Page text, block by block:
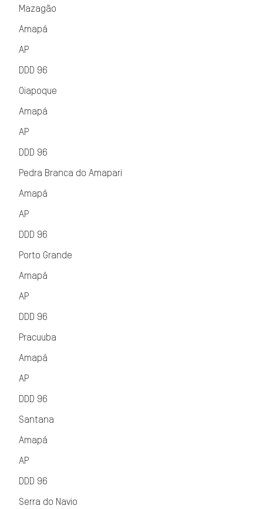
Mazagão
Amapá
AP
DDD 96
Oiapoque
Amapá
AP
DDD 96
Pedra Branca do Amapari
Amapá
AP
DDD 96
Porto Grande
Amapá
AP
DDD 96
Pracuuba
Amapá
AP
DDD 96
Santana
Amapá
AP
DDD 96
Serra do Navio